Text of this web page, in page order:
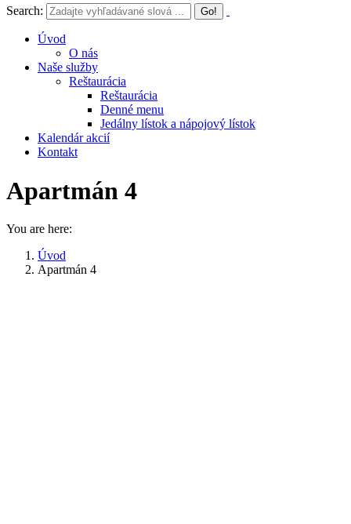
Search:
Úvod
O nás
Naše služby
Reštaurácia
Reštaurácia
Denné menu
Jedálny lístok a nápojový lístok
Kalendár akcií
Kontakt
Apartmán 4
You are here:
Úvod
Apartmán 4